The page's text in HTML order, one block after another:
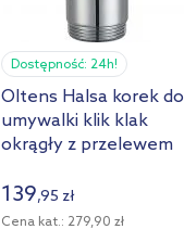
Dostępność:24h!
Oltens Halsa korek do
umywalki klik klak
okrągły z przelewem
139,95 zł
Cena kat.: 279,90 zł